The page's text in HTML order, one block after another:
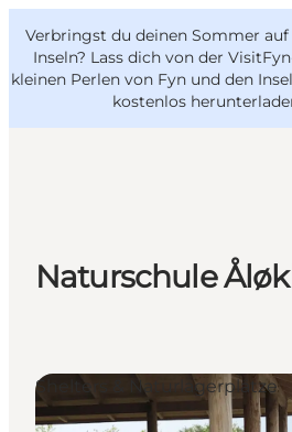
Verbringst du deinen Sommer
Inseln? Lass dich von der
kleinen Perlen von Fyn und den
kostenlos
Outdoor & bike
VisitFyn
Deutsch
Naturschule
Shelters & Naturlagerplätze